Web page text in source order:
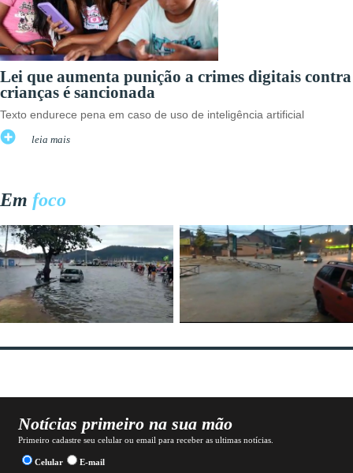
Lei que aumenta punição a crimes digitais contra
crianças é sancionada
Texto endurece pena em caso de uso de inteligência artificial
leia mais
Em foco
Notícias primeiro na sua mão
Primeiro cadastre seu celular ou email para receber as ultimas notícias.
Celular E-mail